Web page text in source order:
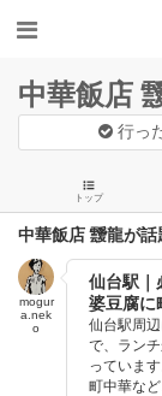
中華飯店
行っ
トップ
中華飯店 靉龍が
mogur
a.nek
o
仙台駅｜
婆豆腐に
仙台駅周
で、ラン
っていま
町中華など